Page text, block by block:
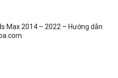
Max 2014 – 2022 – Hướng dẫn